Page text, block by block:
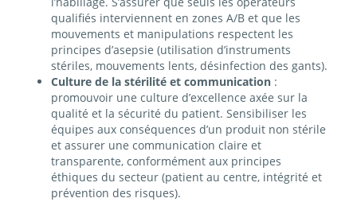
qualifiés interviennent en zones A/B et que les
mouvements et manipulations respectent les
principes d’asepsie (utilisation d’instruments
stériles, mouvements lents, désinfection des gants).
Culture de la stérilité et communication:
promouvoir une culture d’excellence axée sur la
qualité et la sécurité du patient. Sensibiliser les
équipes aux conséquences d’un produit non stérile
et assurer une communication claire et
transparente, conformément aux principes
éthiques du secteur (patient au centre, intégrité et
prévention des risques).